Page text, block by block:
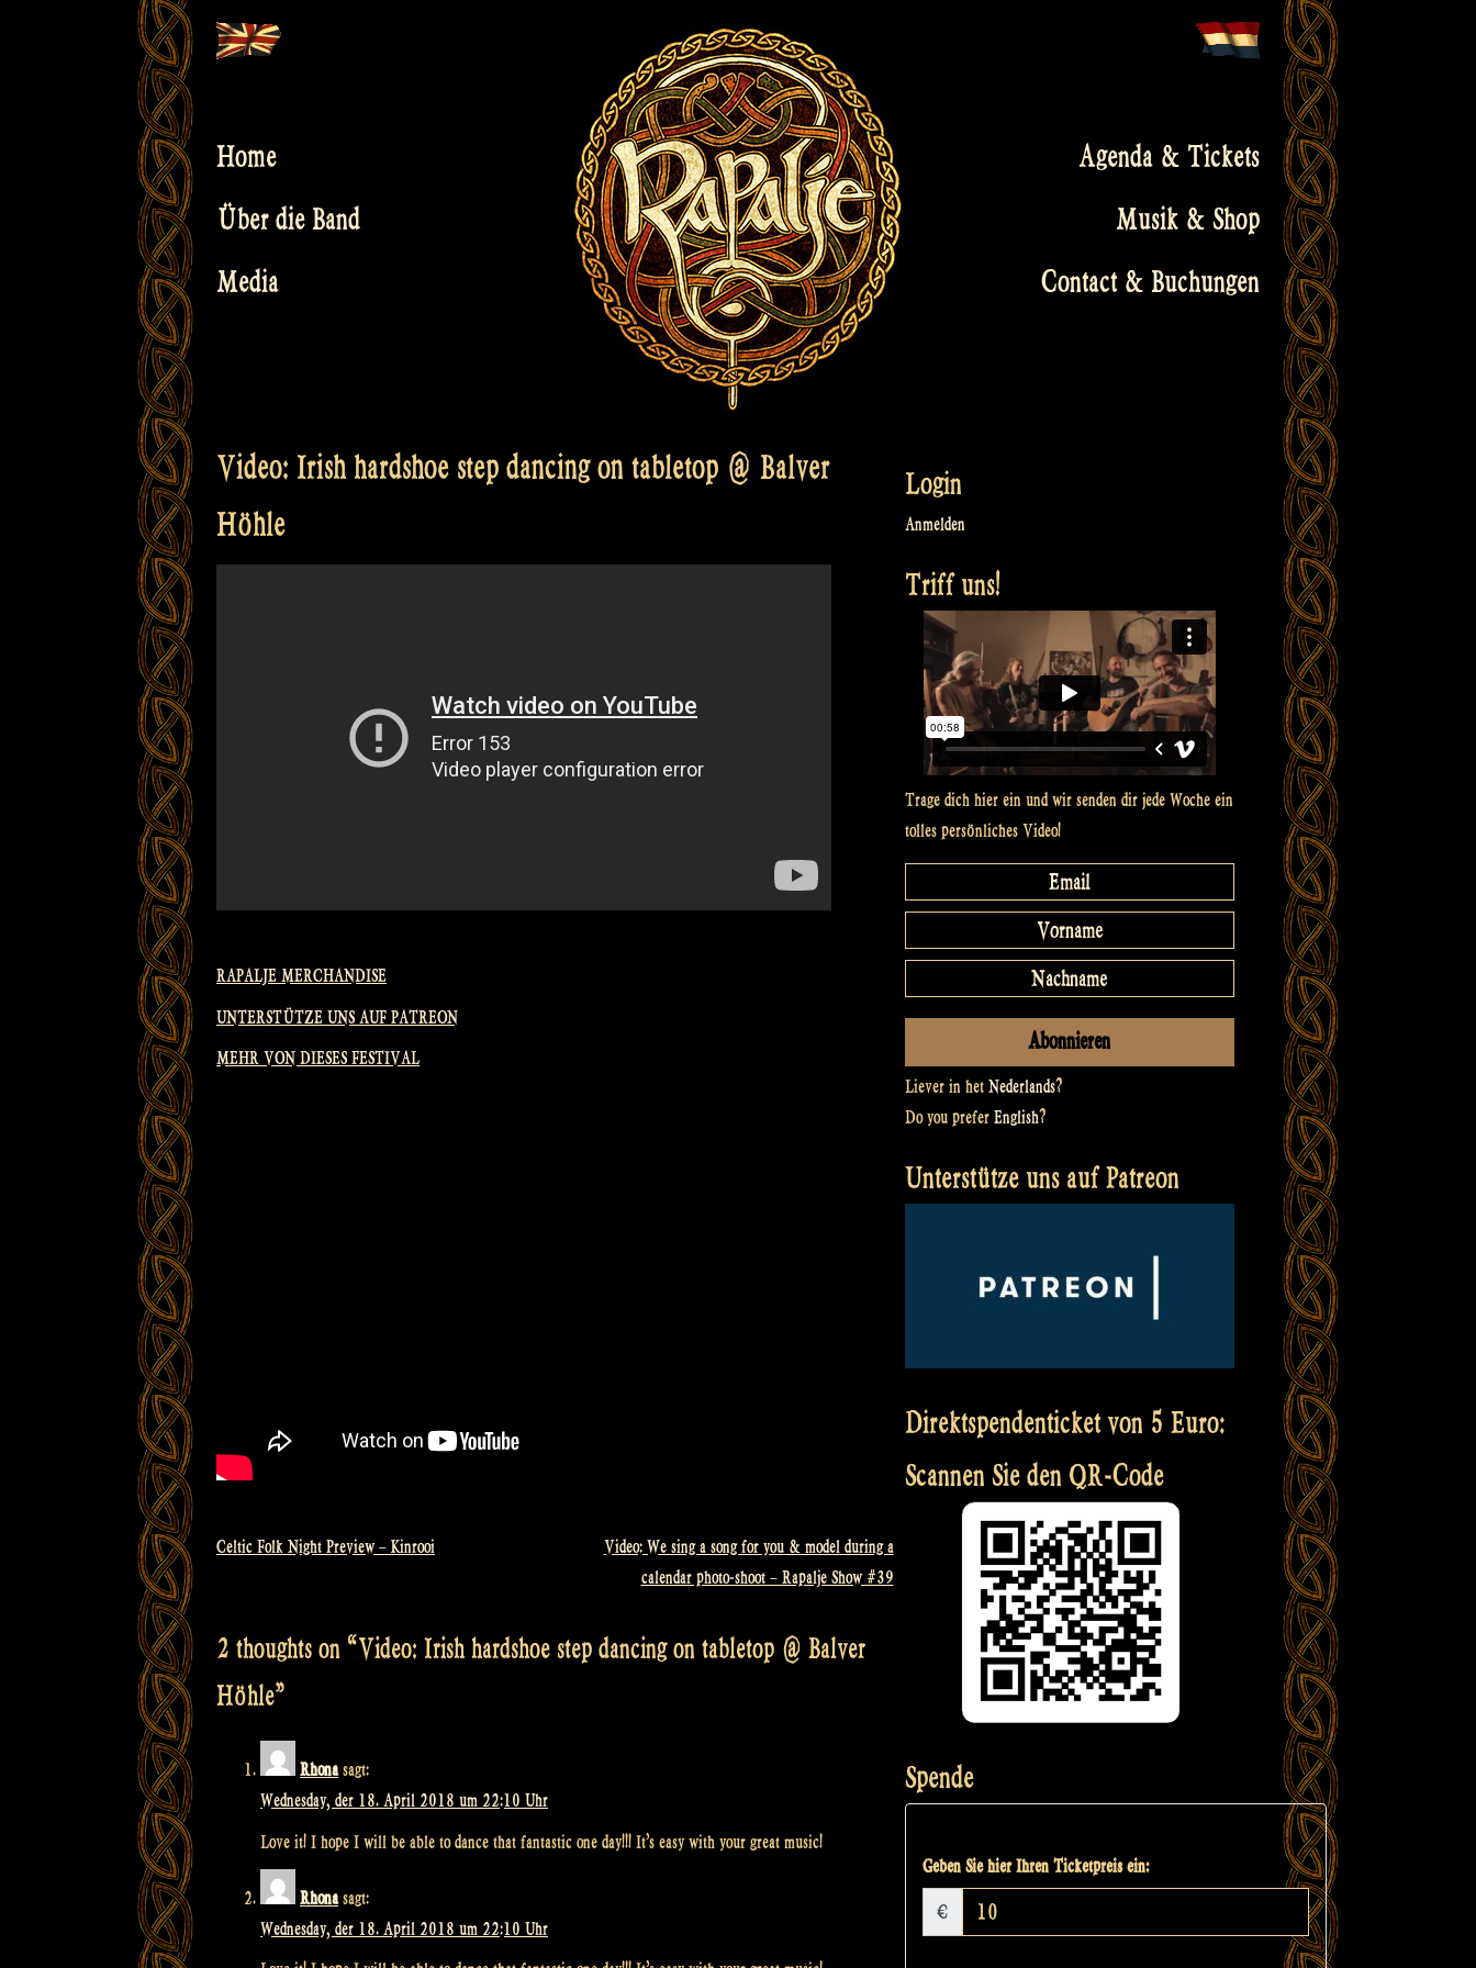
to
Home
Über die Band
Media
Agenda & Tickets
Musik & Shop
Contact & Buchungen
Video: Irish hardshoe step dancing on tabletop @ Balver
Höhle
RAPALJE MERCHANDISE
UNTERSTÜTZE UNS AUF PATREON
MEHR VON DIESES FESTIVAL
Beitragsnavigation
Celtic Folk Night Preview – Kinrooi
Video: We sing a song for you & model during a
calendar photo-shoot – Rapalje Show #39
2 thoughts on “Video: Irish hardshoe step dancing on tabletop @ Balver
Höhle”
Rhona sagt:
Wednesday, der 18. April 2018 um 22:10 Uhr
Love it! I hope I will be able to dance that fantastic one day!!! It’s easy with your great music!
Rhona sagt:
Wednesday, der 18. April 2018 um 22:10 Uhr
Login
Anmelden
Triff uns!
Trage dich hier ein und wir senden dir jede Woche ein
tolles persönliches Video!
Liever in het Nederlands?
Do you prefer English?
Unterstütze uns auf Patreon
Direktspendenticket von 5 Euro:
Scannen Sie den QR-Code
Spende
Geben Sie hier Ihren Ticketpreis ein:
€